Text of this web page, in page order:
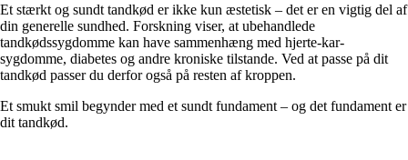
Et stærkt og sundt tandkød er ikke kun æstetisk – det er en vigtig del af
din generelle sundhed. Forskning viser, at ubehandlede
tandkødssygdomme kan have sammenhæng med hjerte-kar-
sygdomme, diabetes og andre kroniske tilstande. Ved at passe på dit
tandkød passer du derfor også på resten af kroppen.
Et smukt smil begynder med et sundt fundament – og det fundament er
dit tandkød.